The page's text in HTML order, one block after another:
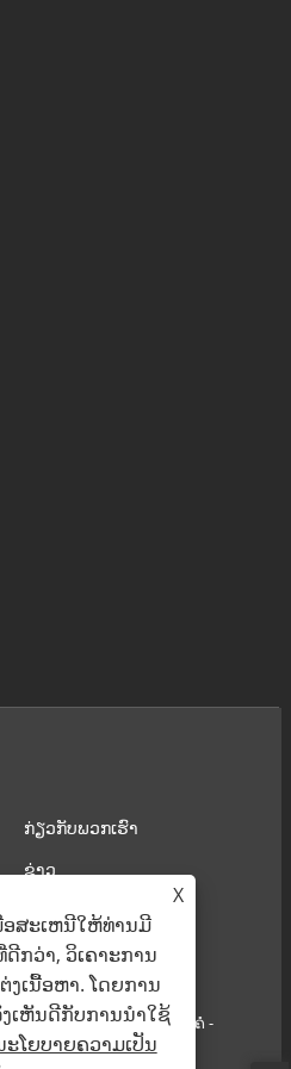
ກ່ຽວ​ກັບ​ພວກ​ເຮົາ
ຂ່າວ
ສົ່ງສອບຖາມ
b ນໍາເຂົ້າແລະສົ່ງອອກ., ຝ້າຍ, ຄໍ -
X
ອສະເຫນີໃຫ້ທ່ານມີ
ກວ່າ, ວິເຄາະການ
ງເນື້ອຫາ. ໂດຍການ
ເຫັນດີກັບການນໍາໃຊ້
ະໂຍບາຍຄວາມເປັນ